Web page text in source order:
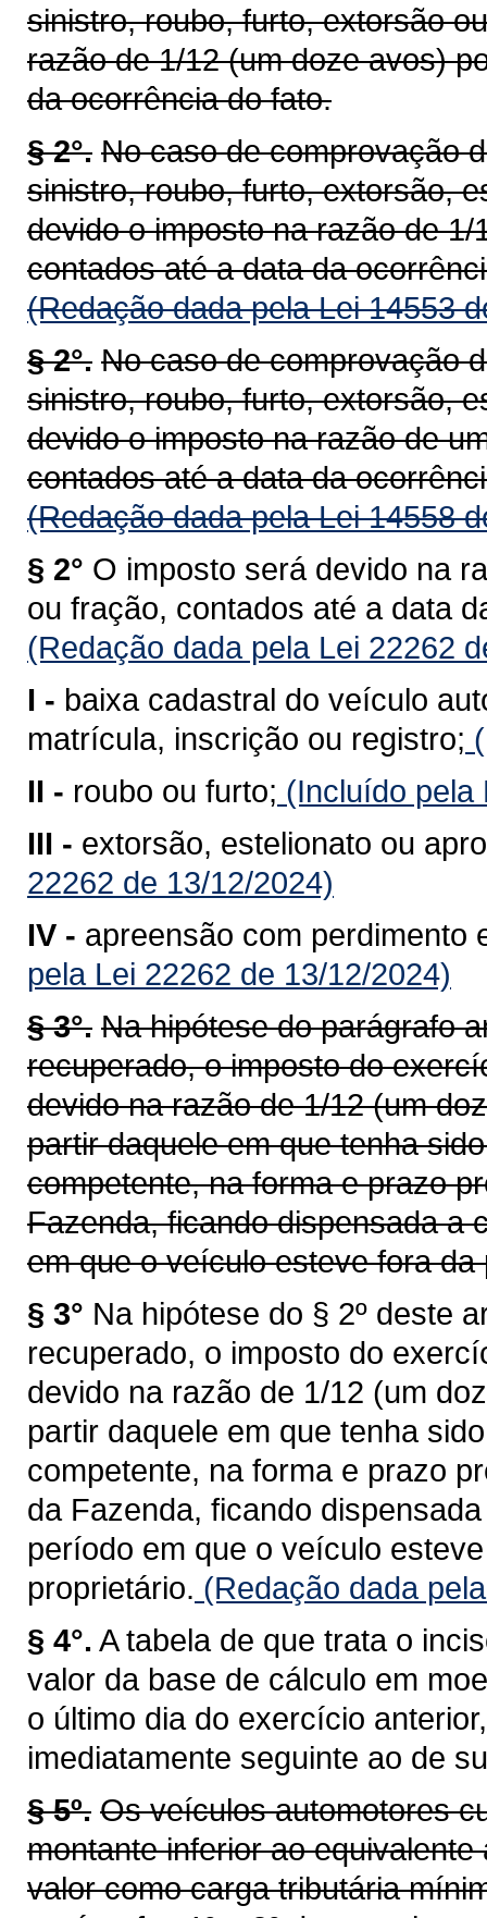
sinistro, roubo, furto, extorsão
razão de 1/12 (um doze avos)
da ocorrência do fato.
§ 2°. No caso de comprovação
sinistro, roubo, furto, extorsão,
devido o imposto na razão de
contados até a data da
(Redação dada pela Lei 14553
§ 2°. No caso de comprovação
sinistro, roubo, furto, extorsão,
devido o imposto na razão de
contados até a data da
(Redação dada pela Lei 14558
§ 2° O imposto será devido na
ou fração, contados até a data
(Redação dada pela Lei 22262
I - baixa cadastral do veículo
matrícula, inscrição ou registro;
II - roubo ou furto; (Incluído pela
III - extorsão, estelionato ou
22262 de 13/12/2024)
IV - apreensão com perdimento
pela Lei 22262 de 13/12/2024)
§ 3°. Na hipótese do parágrafo
recuperado, o imposto do
devido na razão de 1/12 (um
partir daquele em que tenha
competente, na forma e prazo
Fazenda, ficando dispensada a
em que o veículo esteve fora
§ 3° Na hipótese do § 2º deste
recuperado, o imposto do
devido na razão de 1/12 (um
partir daquele em que tenha
competente, na forma e prazo
da Fazenda, ficando
período em que o veículo
proprietário. (Redação dada
§ 4°. A tabela de que trata o
valor da base de cálculo em
o último dia do exercício
imediatamente seguinte ao de
§ 5º. Os veículos automotores
montante inferior ao
valor como carga tributária